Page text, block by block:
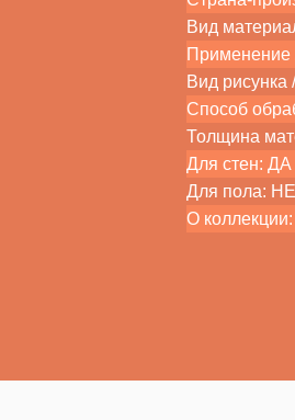
Вид
Применение
Вид
Способ
Толщина
Для стен: ДА
Для пола:
О